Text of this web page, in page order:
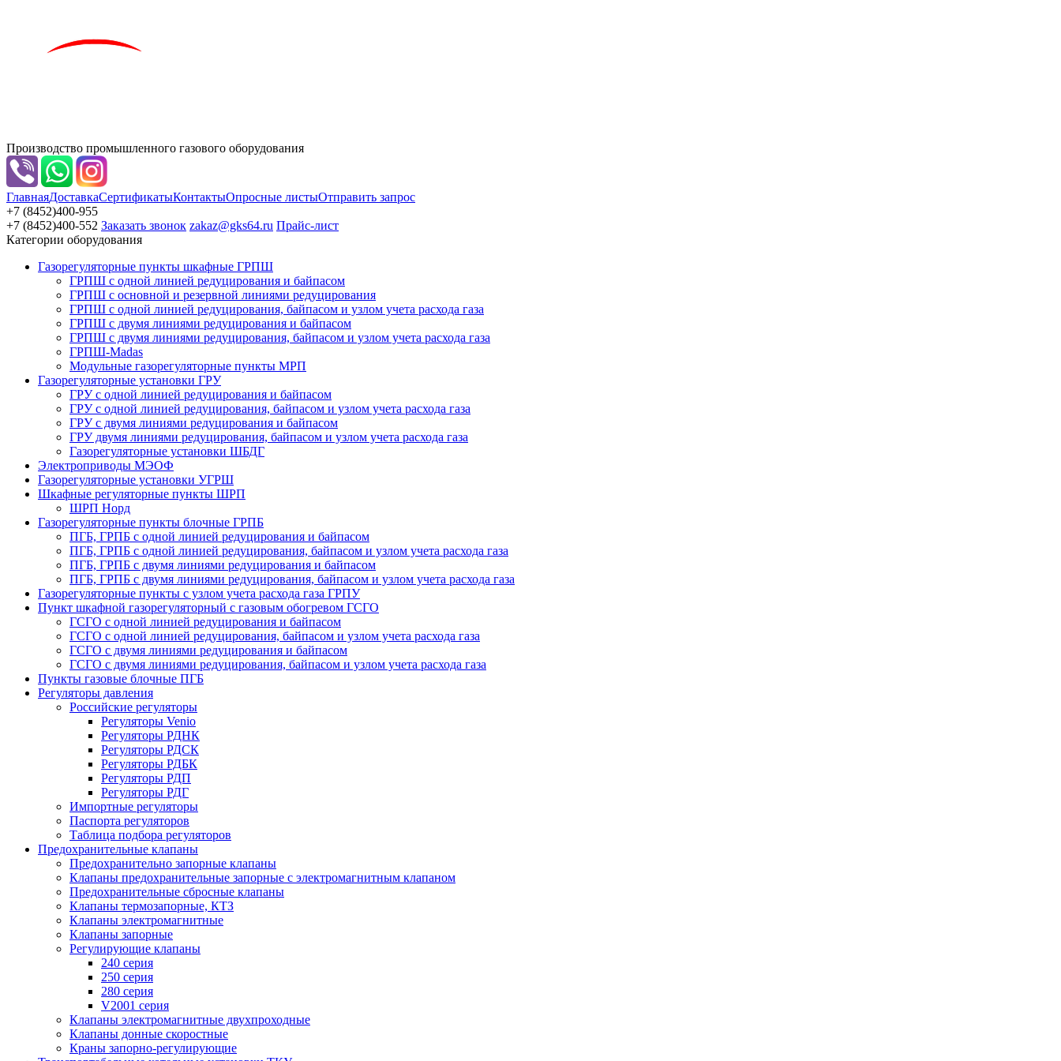
Производство промышленного газового оборудования
ГлавнаяДоставкаСертификатыКонтактыОпросные листыОтправить запрос
+7 (8452)400-955
+7 (8452)400-552 Заказать звонок zakaz@gks64.ru Прайс-лист
Категории оборудования
Газорегуляторные пункты шкафные ГРПШ
ГРПШ с одной линией редуцирования и байпасом
ГРПШ с основной и резервной линиями редуцирования
ГРПШ с одной линией редуцирования, байпасом и узлом учета расхода газа
ГРПШ с двумя линиями редуцирования и байпасом
ГРПШ с двумя линиями редуцирования, байпасом и узлом учета расхода газа
ГРПШ-Madas
Модульные газорегуляторные пункты МРП
Газорегуляторные установки ГРУ
ГРУ с одной линией редуцирования и байпасом
ГРУ с одной линией редуцирования, байпасом и узлом учета расхода газа
ГРУ с двумя линиями редуцирования и байпасом
ГРУ двумя линиями редуцирования, байпасом и узлом учета расхода газа
Газорегуляторные установки ШБДГ
Электроприводы МЭОФ
Газорегуляторные установки УГРШ
Шкафные регуляторные пункты ШРП
ШРП Норд
Газорегуляторные пункты блочные ГРПБ
ПГБ, ГРПБ с одной линией редуцирования и байпасом
ПГБ, ГРПБ с одной линией редуцирования, байпасом и узлом учета расхода газа
ПГБ, ГРПБ с двумя линиями редуцирования и байпасом
ПГБ, ГРПБ с двумя линиями редуцирования, байпасом и узлом учета расхода газа
Газорегуляторные пункты с узлом учета расхода газа ГРПУ
Пункт шкафной газорегуляторный с газовым обогревом ГСГО
ГСГО с одной линией редуцирования и байпасом
ГСГО c одной линией редуцирования, байпасом и узлом учета расхода газа
ГСГО с двумя линиями редуцирования и байпасом
ГСГО с двумя линиями редуцирования, байпасом и узлом учета расхода газа
Пункты газовые блочные ПГБ
Регуляторы давления
Российские регуляторы
Регуляторы Venio
Регуляторы РДНК
Регуляторы РДСК
Регуляторы РДБК
Регуляторы РДП
Регуляторы РДГ
Импортные регуляторы
Паспорта регуляторов
Таблица подбора регуляторов
Предохранительные клапаны
Предохранительно запорные клапаны
Клапаны предохранительные запорные с электромагнитным клапаном
Предохранительные сбросные клапаны
Клапаны термозапорные, КТЗ
Клапаны электромагнитные
Клапаны запорные
Регулирующие клапаны
240 серия
250 серия
280 серия
V2001 серия
Клапаны электромагнитные двухпроходные
Клапаны донные скоростные
Краны запорно-регулирующие